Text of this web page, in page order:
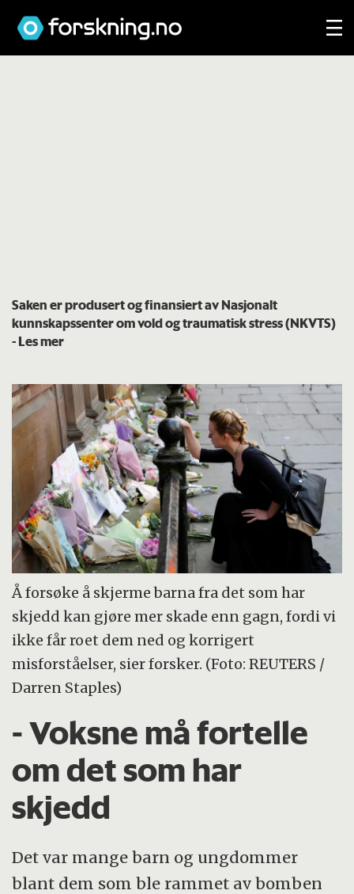
Saken er produsert og finansiert av Nasjonalt
kunnskapssenter om vold og traumatisk stress (NKVTS)
- Les mer
Å forsøke å skjerme barna fra det som har
skjedd kan gjøre mer skade enn gagn, fordi vi
ikke får roet dem ned og korrigert
misforståelser, sier forsker. (Foto: REUTERS /
Darren Staples)
- Voksne må fortelle
om det som har
skjedd
Det var mange barn og ungdommer
blant dem som ble rammet av bomben